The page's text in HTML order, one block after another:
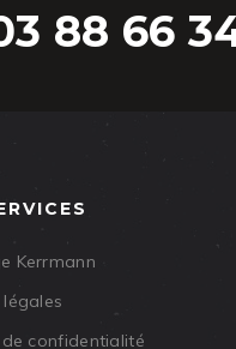
88 66
Kerrmann
confidentialité